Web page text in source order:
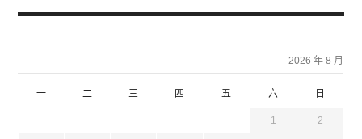
2026 年 8 月
一 二 三 四 五 六 日
1 2